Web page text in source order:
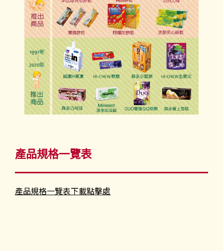
產品規格一覽表
產品規格一覽表下載點擊處